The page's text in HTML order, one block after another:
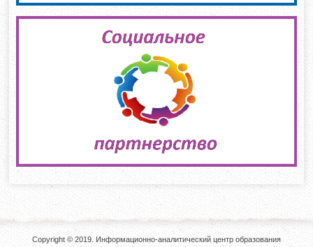
Copyright © 2019. Информационно-аналитический центр образования